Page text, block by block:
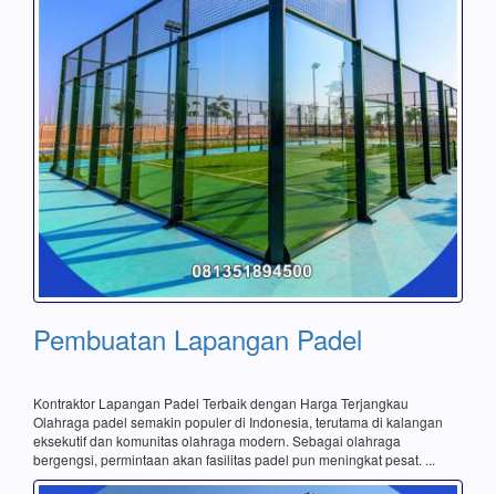
Pembuatan Lapangan Padel
Kontraktor Lapangan Padel Terbaik dengan Harga Terjangkau
Olahraga padel semakin populer di Indonesia, terutama di kalangan
eksekutif dan komunitas olahraga modern. Sebagai olahraga
bergengsi, permintaan akan fasilitas padel pun meningkat pesat. ...